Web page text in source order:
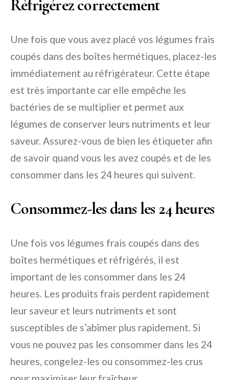
Réfrigérez correctement
Une fois que vous avez placé vos légumes frais
coupés dans des boîtes hermétiques, placez-les
immédiatement au réfrigérateur. Cette étape
est très importante car elle empêche les
bactéries de se multiplier et permet aux
légumes de conserver leurs nutriments et leur
saveur. Assurez-vous de bien les étiqueter afin
de savoir quand vous les avez coupés et de les
consommer dans les 24 heures qui suivent.
Consommez-les dans les 24 heures
Une fois vos légumes frais coupés dans des
boîtes hermétiques et réfrigérés, il est
important de les consommer dans les 24
heures. Les produits frais perdent rapidement
leur saveur et leurs nutriments et sont
susceptibles de s’abîmer plus rapidement. Si
vous ne pouvez pas les consommer dans les 24
heures, congelez-les ou consommez-les crus